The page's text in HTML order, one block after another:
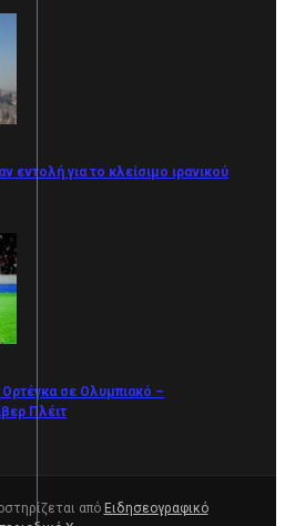
εντολή για το κλείσιμο ιρανικού
Ορτέγκα σε Ολυμπιακό –
Πλέιτ
από Ειδησεογραφικό